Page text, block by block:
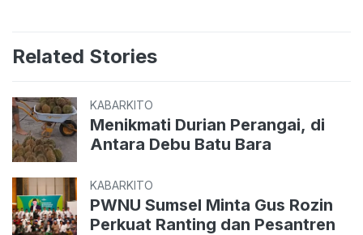
Related Stories
KABARKITO
Menikmati Durian Perangai, di
Antara Debu Batu Bara
KABARKITO
PWNU Sumsel Minta Gus Rozin
Perkuat Ranting dan Pesantren